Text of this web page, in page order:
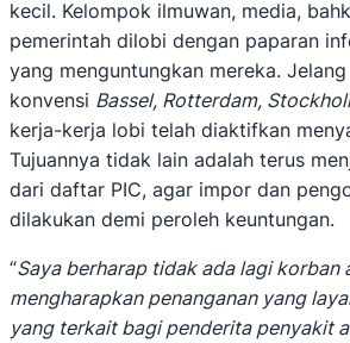
kecil. Kelompok ilmuwan, media,
pemerintah dilobi dengan paparan
yang menguntungkan mereka.
konvensi Bassel, Rotterdam,
kerja-kerja lobi telah diaktifkan
Tujuannya tidak lain adalah terus
dari daftar PIC, agar impor dan
dilakukan demi peroleh keuntungan.
“Saya berharap tidak ada lagi korban
mengharapkan penanganan yang
yang terkait bagi penderita penyakit